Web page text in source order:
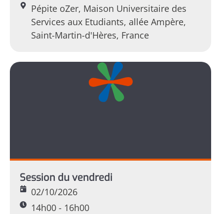
Pépite oZer, Maison Universitaire des
Services aux Etudiants, allée Ampère,
Saint-Martin-d'Hères, France
Session du vendredi
02/10/2026
14h00 - 16h00